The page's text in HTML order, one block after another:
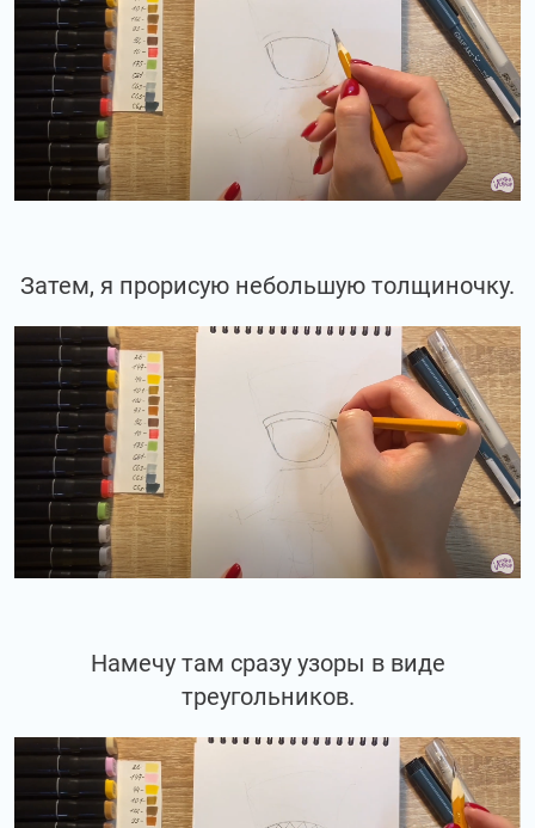
Затем, я прорисую небольшую толщиночку.
Намечу там сразу узоры в виде
треугольников.